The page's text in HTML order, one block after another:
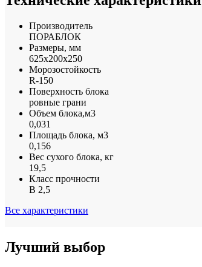
Производитель
ПОРАБЛОК
Размеры, мм
625х200х250
Морозостойкость
R-150
Поверхность блока
ровные грани
Объем блока,м3
0,031
Площадь блока, м3
0,156
Вес сухого блока, кг
19,5
Класс прочности
B 2,5
Все характеристики
Лучший выбор